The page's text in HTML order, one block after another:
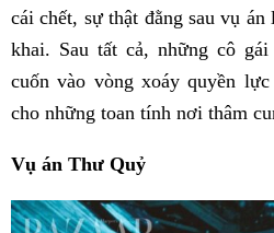
cái chết, sự thật đằng sau vụ
khai. Sau tất cả, những cô
cuốn vào vòng xoáy quyền
cho những toan tính nơi thâm
Vụ án Thư Quỷ